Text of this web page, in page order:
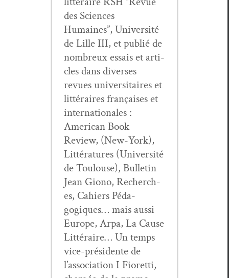
des Sci­ences
Humaines”, Uni­ver­sité
de Lille III, et pub­lié de
nom­breux essais et arti­
cles dans divers­es
revues uni­ver­si­taires et
lit­téraires français­es et
inter­na­tionales :
Amer­i­can Book
Review, (New-York),
Lit­téra­tures (Uni­ver­sité
de Toulouse), Bul­letin
Jean Giono, Recherch­
es, Cahiers Péd­a­
gogiques… mais aus­si
Europe, Arpa, La Cause
Lit­téraire… Un temps
vice-prési­dente de
l’association I Fioret­ti,